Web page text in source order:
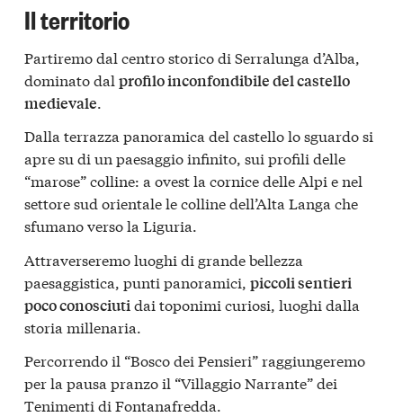
Il territorio
Partiremo dal centro storico di Serralunga d’Alba,
dominato dal profilo inconfondibile del castello
medievale
Dalla terrazza panoramica del castello lo sguardo si
apre su di un paesaggio infinito, sui profili delle
“marose” colline: a ovest la cornice delle Alpi e nel
settore sud orientale le colline dell’Alta Langa che
sfumano verso la Liguria.
Attraverseremo luoghi di grande bellezza
paesaggistica, punti panoramici, piccoli sentieri
poco conosciutidai toponimi curiosi, luoghi dalla
storia millenaria.
Percorrendo il “Bosco dei Pensieri” raggiungeremo
per la pausa pranzo il “Villaggio Narrante” dei
Tenimenti di Fontanafredda.